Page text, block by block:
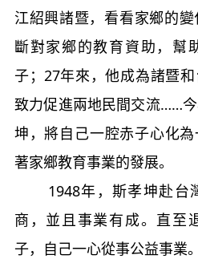
江紹興諸暨，看看家鄉的
斷對家鄉的教育資助，幫
子；27年來，他成為諸暨和
致力促進兩地民間交流……
坤，將自己一腔赤子心化
著家鄉教育事業的發展。
1948年，斯孝坤赴台
商，並且事業有成。直至
子，自己一心從事公益事業。